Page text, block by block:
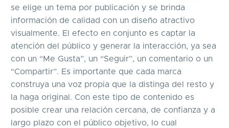
se elige un tema por publicación y se brinda
información de calidad con un diseño atractivo
visualmente. El efecto en conjunto es captar la
atención del público y generar la interacción, ya sea
con un “Me Gusta”, un “Seguir”, un comentario o un
“Compartir”. Es importante que cada marca
construya una voz propia que la distinga del resto y
la haga original. Con este tipo de contenido es
posible crear una relación cercana, de confianza y a
largo plazo con el público objetivo, lo cual